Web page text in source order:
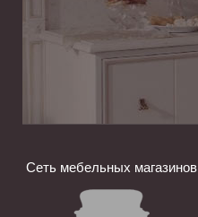
Сеть мебельных магазинов